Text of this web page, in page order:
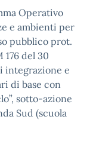
Operativo
e ambienti per
pubblico prot.
176 del 30
integrazione e
di base con
sotto-azione
Sud (scuola